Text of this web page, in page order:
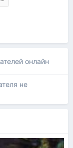
онлайн
не